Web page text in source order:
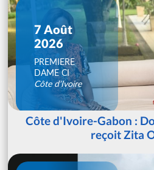
7 Août
2026
PREMIERE
DAME CI
Côte d'Ivoire
Côte d'Ivoire-Gabon :
reçoit Zita